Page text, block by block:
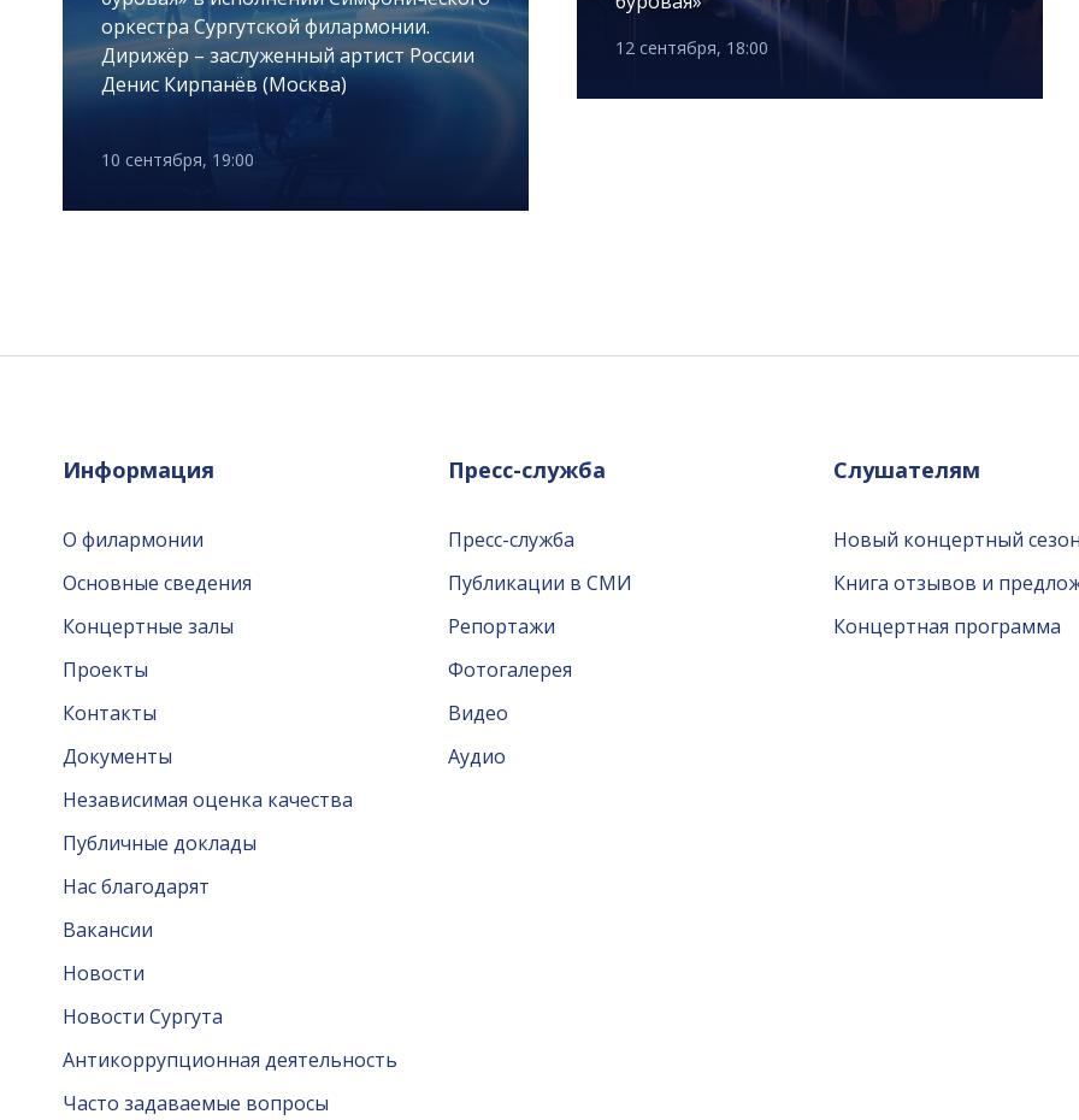
оркестра Сургутской филармонии.
Дирижёр – заслуженный артист России
Денис Кирпанёв (Москва)
10 сентября, 19:00
12 сентября, 18:00
Информация
О филармонии
Основные сведения
Концертные залы
Проекты
Контакты
Документы
Независимая оценка качества
Публичные доклады
Нас благодарят
Вакансии
Новости
Новости Сургута
Антикоррупционная деятельность
Часто задаваемые вопросы
Пресс-служба
Пресс-служба
Публикации в СМИ
Репортажи
Фотогалерея
Видео
Аудио
Слушателям
Новый концертный
Книга отзывов и
Концертная программа